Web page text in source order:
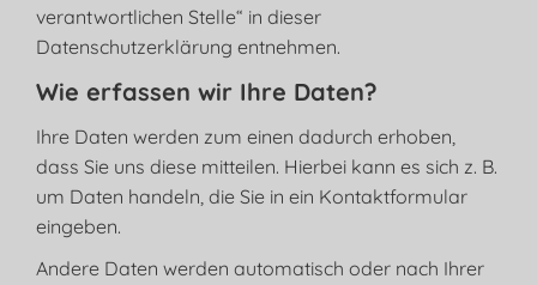
verantwortlichen Stelle“ in dieser
Datenschutzerklärung entnehmen.
Wie erfassen wir Ihre Daten?
Ihre Daten werden zum einen dadurch erhoben,
dass Sie uns diese mitteilen. Hierbei kann es sich z. B.
um Daten handeln, die Sie in ein Kontaktformular
eingeben.
Andere Daten werden automatisch oder nach Ihrer